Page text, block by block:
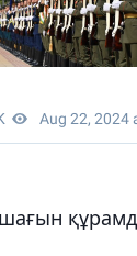
құрамда